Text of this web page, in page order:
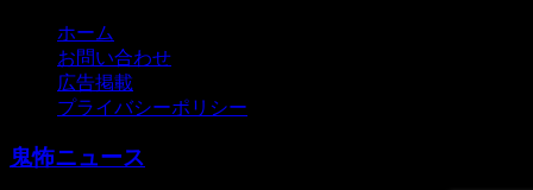
ホーム
お問い合わせ
広告掲載
プライバシーポリシー
鬼怖ニュース